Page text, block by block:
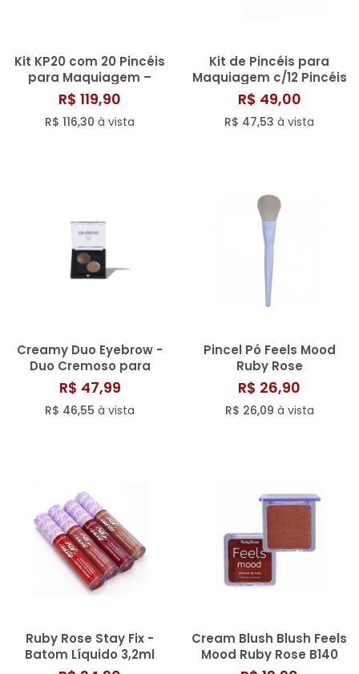
Kit KP20 com 20 Pincéis
para Maquiagem –
Macrilan
R$ 119,90
R$ 116,30 à vista
Kit de Pincéis para
Maquiagem c/12 Pincéis
KP1-5B
R$ 49,00
R$ 47,53 à vista
Creamy Duo Eyebrow -
Duo Cremoso para
Sobrancelha -
Catharine Hill
R$ 47,99
R$ 46,55 à vista
Pincel Pó Feels Mood
Ruby Rose
R$ 26,90
R$ 26,09 à vista
Ruby Rose Stay Fix -
Batom Líquido 3,2ml
Cream Blush Blush Feels
Mood Ruby Rose B140
Wild Fire 9g